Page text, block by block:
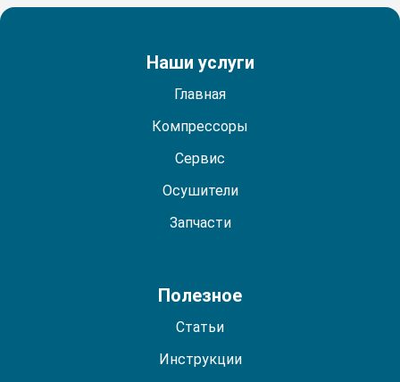
Наши услуги
Главная
Компрессоры
Сервис
Осушители
Запчасти
Полезное
Статьи
Инструкции